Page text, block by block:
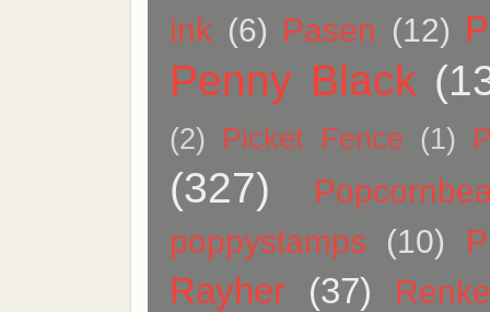
ink (6) Pasen (12)
Penny Black
(2) Picket Fence (1)
(327)
poppystamps
(10)
Rayher (37) Renke